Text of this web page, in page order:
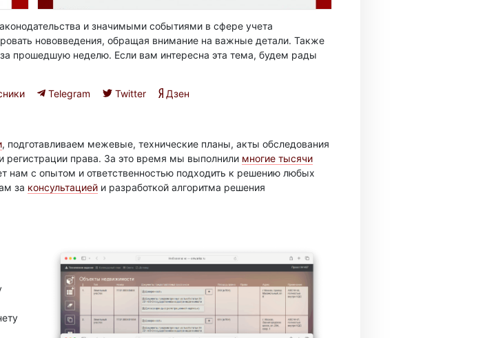
и значимыми событиями в сфере учета
нововведения, обращая внимание на важные детали. Также
прошедшую неделю. Если вам интересна эта тема, будем рады
Telegram Twitter Дзен
, подготавливаем межевые, технические планы, акты обследования
регистрации права. За это время мы выполнили многие тысячи
нам с опытом и ответственностью подходить к решению любых
за консультацией и разработкой алгоритма решения